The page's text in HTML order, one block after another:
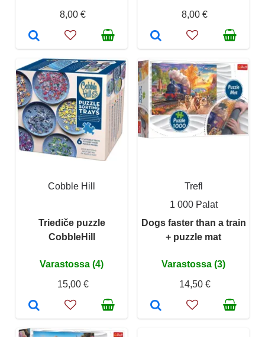
8,00 €
8,00 €
Cobble Hill
Triediče puzzle
CobbleHill
Varastossa (4)
15,00 €
Trefl
1 000 Palat
Dogs faster than a train
+ puzzle mat
Varastossa (3)
14,50 €